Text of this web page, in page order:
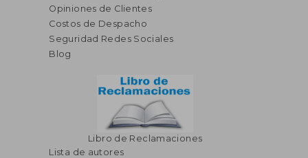
Opiniones de Clientes
Costos de Despacho
Seguridad Redes Sociales
Blog
Libro de Reclamaciones
Lista de autores